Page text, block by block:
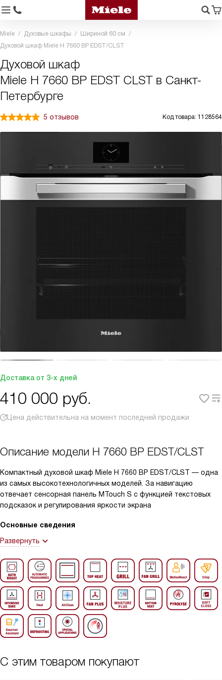
Miele Духовые шкафы
Шириной 60 см
Духовой шкаф Miele H 7660 BP EDST/CLST
Духовой шкаф
Miele H 7660 BP EDST CLST в Санкт-
Петербурге
5 отзывов Код товара: 1128564
Доставка от 3-х дней
410 000 руб.
Цена действительна на момент последней продажи
Описание модели H 7660 BP EDST/CLST
Компактный духовой шкаф Miele H 7660 BP EDST/CLST — одна
из самых высокотехнологичных моделей. За навигацию
отвечает сенсорная панель MTouch S с функцией текстовых
подсказок и регулирования яркости экрана
Основные сведения
Развернуть
С этим товаром покупают